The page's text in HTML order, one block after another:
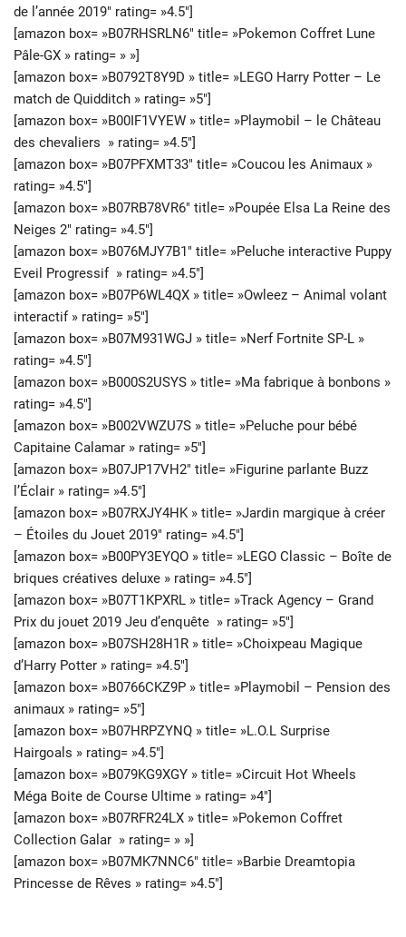
de l’année 2019″ rating= »4.5″]
[amazon box= »B07RHSRLN6″ title= »Pokemon Coffret Lune
Pâle-GX » rating= » »]
[amazon box= »B0792T8Y9D » title= »LEGO Harry Potter – Le
match de Quidditch » rating= »5″]
[amazon box= »B00IF1VYEW » title= »Playmobil – le Château
des chevaliers » rating= »4.5″]
[amazon box= »B07PFXMT33″ title= »Coucou les Animaux »
rating= »4.5″]
[amazon box= »B07RB78VR6″ title= »Poupée Elsa La Reine des
Neiges 2″ rating= »4.5″]
[amazon box= »B076MJY7B1″ title= »Peluche interactive Puppy
Eveil Progressif » rating= »4.5″]
[amazon box= »B07P6WL4QX » title= »Owleez – Animal volant
interactif » rating= »5″]
[amazon box= »B07M931WGJ » title= »Nerf Fortnite SP-L »
rating= »4.5″]
[amazon box= »B000S2USYS » title= »Ma fabrique à bonbons »
rating= »4.5″]
[amazon box= »B002VWZU7S » title= »Peluche pour bébé
Capitaine Calamar » rating= »5″]
[amazon box= »B07JP17VH2″ title= »Figurine parlante Buzz
l’Éclair » rating= »4.5″]
[amazon box= »B07RXJY4HK » title= »Jardin margique à créer
– Étoiles du Jouet 2019″ rating= »4.5″]
[amazon box= »B00PY3EYQO » title= »LEGO Classic – Boîte de
briques créatives deluxe » rating= »4.5″]
[amazon box= »B07T1KPXRL » title= »Track Agency – Grand
Prix du jouet 2019 Jeu d’enquête » rating= »5″]
[amazon box= »B07SH28H1R » title= »Choixpeau Magique
d’Harry Potter » rating= »4.5″]
[amazon box= »B0766CKZ9P » title= »Playmobil – Pension des
animaux » rating= »5″]
[amazon box= »B07HRPZYNQ » title= »L.O.L Surprise
Hairgoals » rating= »4.5″]
[amazon box= »B079KG9XGY » title= »Circuit Hot Wheels
Méga Boite de Course Ultime » rating= »4″]
[amazon box= »B07RFR24LX » title= »Pokemon Coffret
Collection Galar » rating= » »]
[amazon box= »B07MK7NNC6″ title= »Barbie Dreamtopia
Princesse de Rêves » rating= »4.5″]